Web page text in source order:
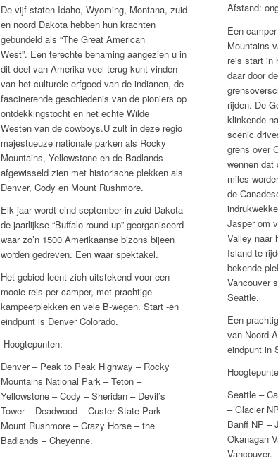
De vijf staten Idaho, Wyoming, Montana, zuid
en noord Dakota hebben hun krachten
gebundeld als “The Great American
West”. Een terechte benaming aangezien u in
dit deel van Amerika veel terug kunt vinden
van het culturele erfgoed van de indianen, de
fascinerende geschiedenis van de pioniers op
ontdekkingstocht en het echte Wilde
Westen van de cowboys.U zult in deze regio
majestueuze nationale parken als Rocky
Mountains, Yellowstone en de Badlands
afgewisseld zien met historische plekken als
Denver, Cody en Mount Rushmore.
Elk jaar wordt eind september in zuid Dakota
de jaarlijkse “Buffalo round up” georganiseerd
waar zo’n 1500 Amerikaanse bizons bijeen
worden gedreven. Een waar spektakel.
Het gebied leent zich uitstekend voor een
mooie reis per camper, met prachtige
kampeerplekken en vele B-wegen. Start -en
eindpunt is Denver Colorado.
Hoogtepunten:
Denver – Peak to Peak Highway – Rocky
Mountains National Park – Teton –
Yellowstone – Cody – Sheridan – Devil’s
Tower – Deadwood – Custer State Park –
Mount Rushmore – Crazy Horse – the
Badlands – Cheyenne.
Afstand:
Een
Mountains
reis start in
daar door
rijden. De
klinkende
scenic
grens over
wennen dat
miles
de
Jasper om
Valley naar
Island te
bekende
Vancouver
Seattle.
Een
van Noord-
eindpunt in
Seattle –
– Glacier
Banff NP –
Okanagan
Vancouver.